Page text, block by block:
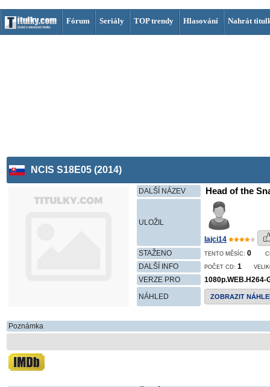
Fórum Seriály TOP trendy Hlasování Nahrát
NCIS S18E05 (2014)
DALŠÍ NÁZEV Head of the
ULOŽIL
lajci14
STAŽENO
TENTO MĚSÍC: 0
DALŠÍ INFO POČET CD: 1
VERZE PRO
1080p.WEB.H264-
NÁHLED
ZOBRAZIT
Poznámka